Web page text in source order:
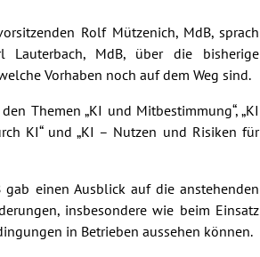
Rolf Mützenich, MdB, sprach
Lauterbach, MdB, über die bisherige
Vorhaben noch auf dem Weg sind.
Themen „KI und Mitbestimmung“, „KI
KI“ und „KI – Nutzen und Risiken für
gab einen Ausblick auf die anstehenden
insbesondere wie beim Einsatz
in Betrieben aussehen können.